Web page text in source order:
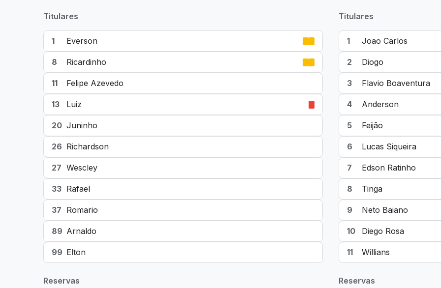
Titulares
1 Everson
8 Ricardinho
11 Felipe Azevedo
13 Luiz
20 Juninho
26 Richardson
27 Wescley
33 Rafael
37 Romario
89 Arnaldo
99 Elton
Reservas
Titulares
1 Joao Carlos
2 Diogo
3 Flavio Boaventura
4 Anderson
5 Feijão
6 Lucas Siqueira
7 Edson Ratinho
8 Tinga
9 Neto Baiano
10 Diego Rosa
11 Willians
Reservas